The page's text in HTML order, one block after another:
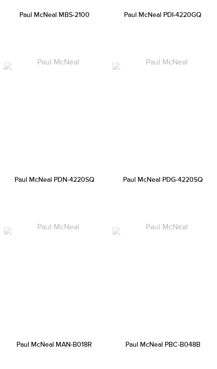
Paul McNeal MBS-2100 Paul McNeal PDI-4220GQ
Paul McNeal PDN-4220SQ Paul McNeal PDG-4220SQ
Paul McNeal MAN-B018R Paul McNeal PBC-B048B